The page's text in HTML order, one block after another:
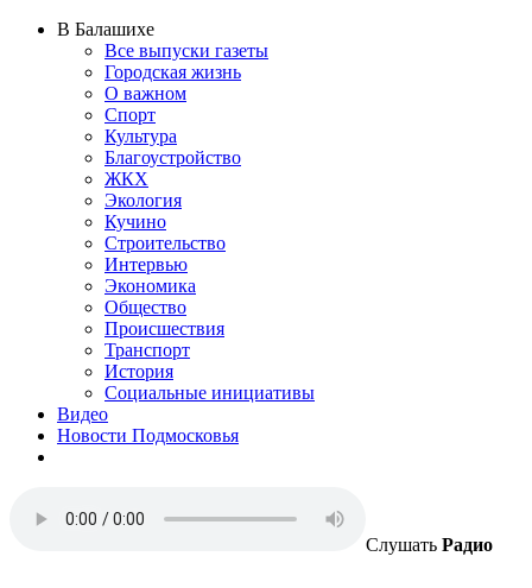
В Балашихе
Все выпуски газеты
Городская жизнь
О важном
Спорт
Культура
Благоустройство
ЖКХ
Экология
Кучино
Строительство
Интервью
Экономика
Общество
Происшествия
Транспорт
История
Социальные инициативы
Видео
Новости Подмосковья
Слушать Радио